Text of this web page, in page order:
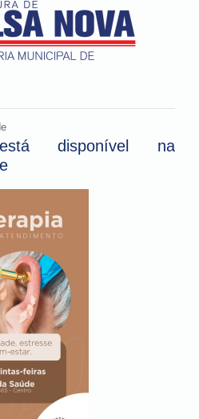
está disponível na